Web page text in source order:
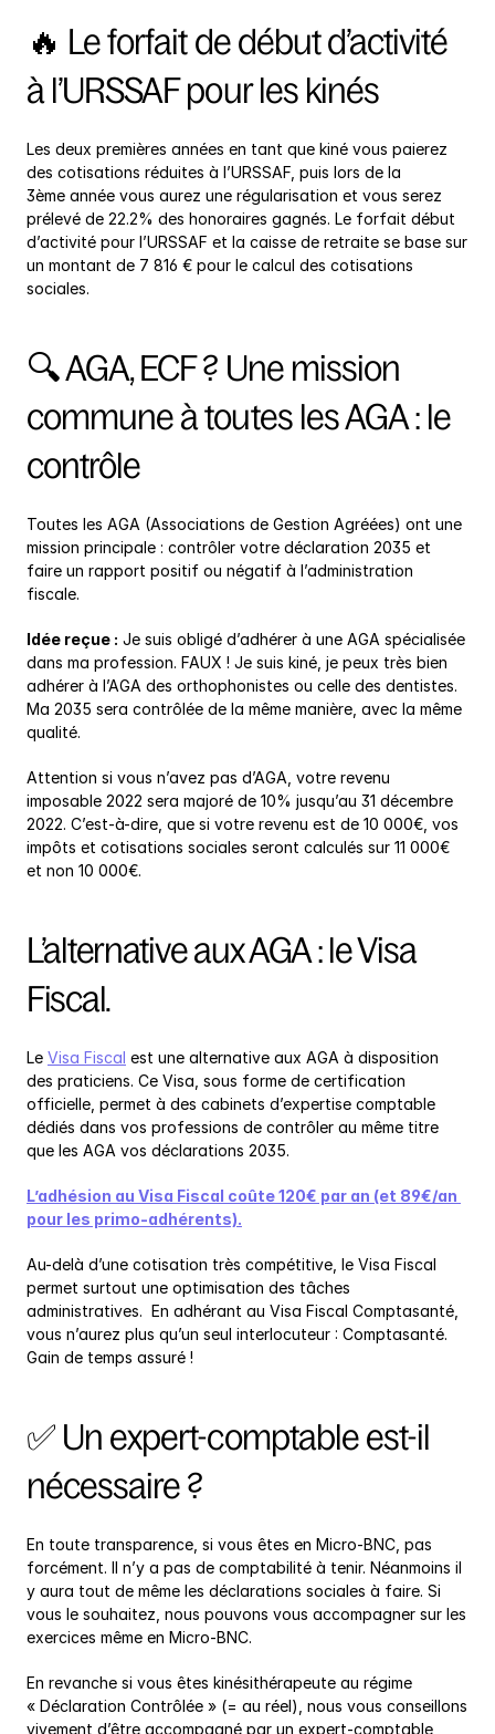
🔥 Le forfait de début d’activité
à l’URSSAF pour les kinés
Les deux premières années en tant que kiné vous paierez
des cotisations réduites à l’URSSAF, puis lors de la
3ème année vous aurez une régularisation et vous serez
prélevé de 22.2% des honoraires gagnés. Le forfait début
d’activité pour l’URSSAF et la caisse de retraite se base sur
un montant de 7 816 € pour le calcul des cotisations
sociales.
🔍 AGA, ECF ? Une mission
commune à toutes les AGA : le
contrôle
Toutes les AGA (Associations de Gestion Agréées) ont une
mission principale : contrôler votre déclaration 2035 et
faire un rapport positif ou négatif à l’administration
fiscale.
Idée reçue : Je suis obligé d’adhérer à une AGA spécialisée
dans ma profession. FAUX ! Je suis kiné, je peux très bien
adhérer à l’AGA des orthophonistes ou celle des dentistes.
Ma 2035 sera contrôlée de la même manière, avec la même
qualité.
Attention si vous n’avez pas d’AGA, votre revenu
imposable 2022 sera majoré de 10% jusqu’au 31 décembre
2022. C’est-à-dire, que si votre revenu est de 10 000€, vos
impôts et cotisations sociales seront calculés sur 11 000€
et non 10 000€.
L’alternative aux AGA : le Visa
Fiscal.
Le Visa Fiscal est une alternative aux AGA à disposition
des praticiens. Ce Visa, sous forme de certification
officielle, permet à des cabinets d’expertise comptable
dédiés dans vos professions de contrôler au même titre
que les AGA vos déclarations 2035.
L’adhésion au Visa Fiscal coûte 120€ par an (et 89€/an
pour les primo-adhérents).
Au-delà d’une cotisation très compétitive, le Visa Fiscal
permet surtout une optimisation des tâches
administratives.  En adhérant au Visa Fiscal Comptasanté,
vous n’aurez plus qu’un seul interlocuteur : Comptasanté.
Gain de temps assuré !
✅ Un expert-comptable est-il
nécessaire ?
En toute transparence, si vous êtes en Micro-BNC, pas
forcément. Il n’y a pas de comptabilité à tenir. Néanmoins il
y aura tout de même les déclarations sociales à faire. Si
vous le souhaitez, nous pouvons vous accompagner sur les
exercices même en Micro-BNC.
En revanche si vous êtes kinésithérapeute au régime
« Déclaration Contrôlée » (= au réel), nous vous conseillons
vivement d’être accompagné par un expert-comptable,